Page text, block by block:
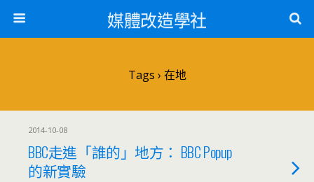
媒體改造學社
Tags › 在地
2014-10-08
BBC走進「誰的」地方： BBC Popup
的新實驗